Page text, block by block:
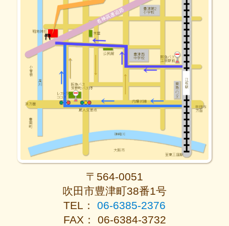
〒564-0051
吹田市豊津町38番1号
TEL： 06-6385-2376
FAX： 06-6384-3732